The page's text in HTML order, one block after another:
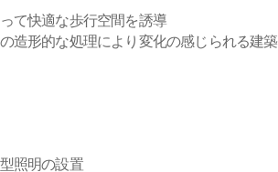
て快適な歩行空間を誘導
造形的な処理により変化の感じられる建
照明の設置